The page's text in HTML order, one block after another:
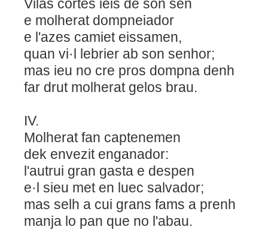
Vilas cortes ieis de son sen
e molherat dompneiador
e l'azes camiet eissamen,
quan vi·l lebrier ab son senhor;
mas ieu no cre pros dompna denh
far drut molherat gelos brau.
IV.
Molherat fan captenemen
dek envezit enganador:
l'autrui gran gasta e despen
e·l sieu met en luec salvador;
mas selh a cui grans fams a prenh
manja lo pan que no l'abau.